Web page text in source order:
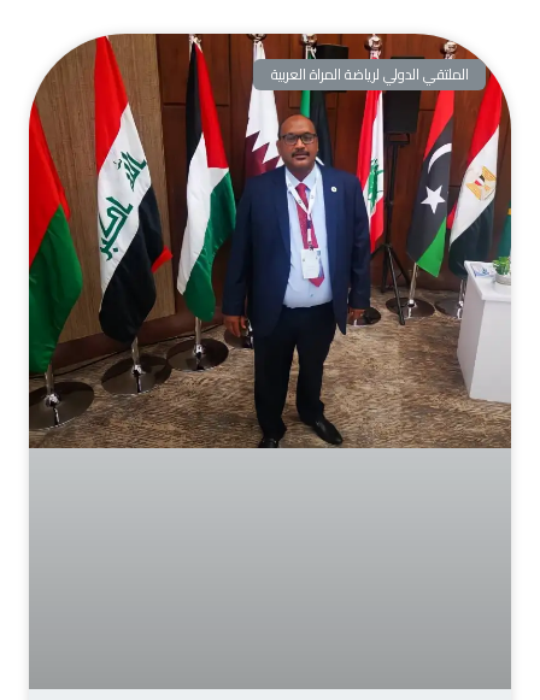
الملتقي الدولي لرياضة المراة العربية